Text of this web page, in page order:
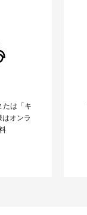
たは「キ
オンラ